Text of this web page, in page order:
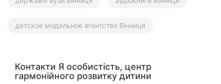
детское модельное агентство Вінниця
Контакти Я особистість, центр
гармонійного розвитку дитини